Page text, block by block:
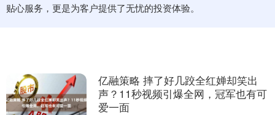
贴心服务，更是为客户提供了无忧的投资体验。
亿融策略 摔了好几跤全红婵却笑出
声？11秒视频引爆全网，冠军也有可
爱一面